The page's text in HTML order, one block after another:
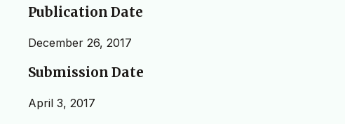
Publication Date
December 26, 2017
Submission Date
April 3, 2017